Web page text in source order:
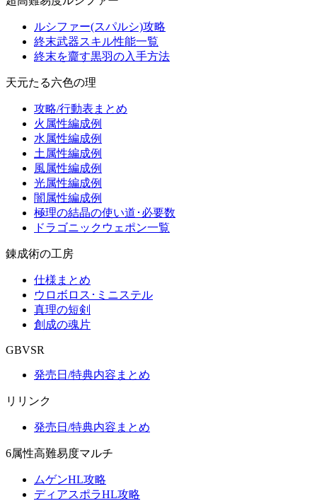
ルシファー(スパルシ)攻略
終末武器スキル性能一覧
終末を齎す黒羽の入手方法
天元たる六色の理
攻略/行動表まとめ
火属性編成例
水属性編成例
土属性編成例
風属性編成例
光属性編成例
闇属性編成例
極理の結晶の使い道･必要数
ドラゴニックウェポン一覧
錬成術の工房
仕様まとめ
ウロボロス･ミニステル
真理の短剣
創成の魂片
GBVSR
発売日/特典内容まとめ
リリンク
発売日/特典内容まとめ
6属性高難易度マルチ
ムゲンHL攻略
ディアスポラHL攻略